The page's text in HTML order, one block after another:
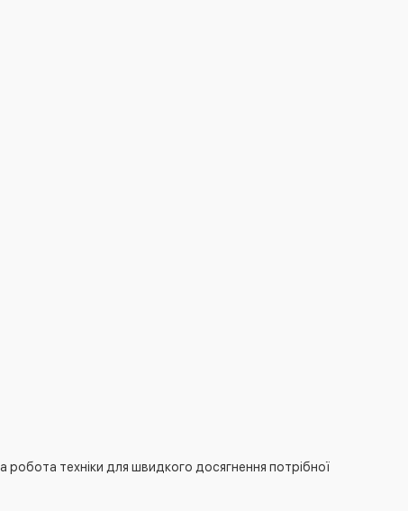
робота техніки для швидкого досягнення потрібної